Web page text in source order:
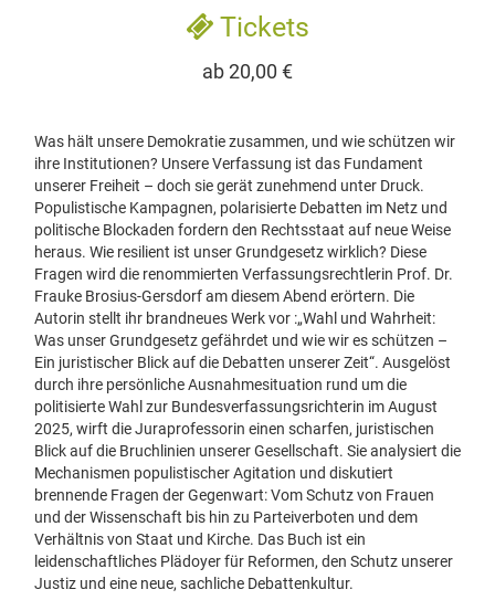
Tickets
ab 20,00 €
Was hält unsere Demokratie zusammen, und wie schützen wir
ihre Institutionen? Unsere Verfassung ist das Fundament
unserer Freiheit – doch sie gerät zunehmend unter Druck.
Populistische Kampagnen, polarisierte Debatten im Netz und
politische Blockaden fordern den Rechtsstaat auf neue Weise
heraus. Wie resilient ist unser Grundgesetz wirklich? Diese
Fragen wird die renommierten Verfassungsrechtlerin Prof. Dr.
Frauke Brosius-Gersdorf am diesem Abend erörtern. Die
Autorin stellt ihr brandneues Werk vor :„Wahl und Wahrheit:
Was unser Grundgesetz gefährdet und wie wir es schützen –
Ein juristischer Blick auf die Debatten unserer Zeit“. Ausgelöst
durch ihre persönliche Ausnahmesituation rund um die
politisierte Wahl zur Bundesverfassungsrichterin im August
2025, wirft die Juraprofessorin einen scharfen, juristischen
Blick auf die Bruchlinien unserer Gesellschaft. Sie analysiert die
Mechanismen populistischer Agitation und diskutiert
brennende Fragen der Gegenwart: Vom Schutz von Frauen
und der Wissenschaft bis hin zu Parteiverboten und dem
Verhältnis von Staat und Kirche. Das Buch ist ein
leidenschaftliches Plädoyer für Reformen, den Schutz unserer
Justiz und eine neue, sachliche Debattenkultur.